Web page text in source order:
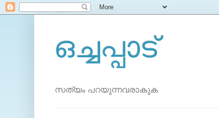
ഒച്ചപ്പാട്
സത്യം പറയുന്നവരാകുക